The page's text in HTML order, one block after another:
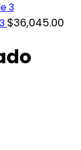
$36,045.00